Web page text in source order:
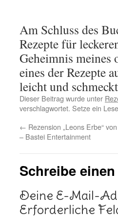
Am Schluss des
Rezepte für
Geheimnis meines
eines der Rezepte
leicht und
Dieser Beitrag wurde unter
verschlagwortet. Setze ein
← Rezension „Leons Erbe“
– Bastei Entertainment
Schreibe
Deine E-Mail-
Erforderliche